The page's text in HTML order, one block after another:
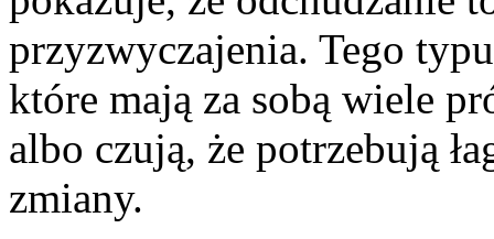
przyzwyczajenia. Tego
które mają za sobą wiele
albo czują, że potrzebują
zmiany.